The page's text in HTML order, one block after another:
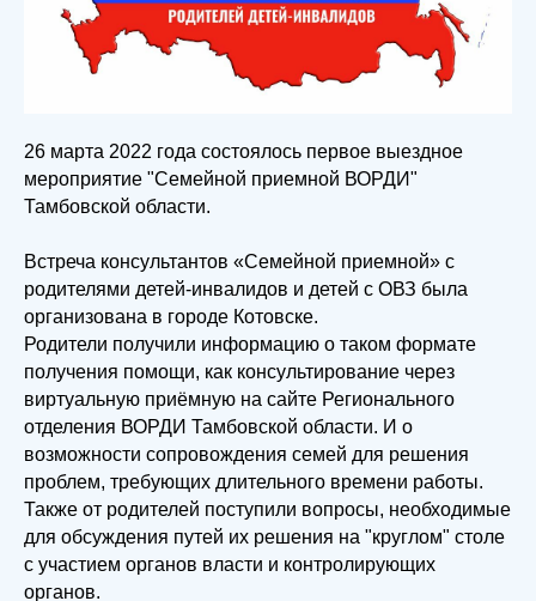
26 марта 2022 года состоялось первое выездное
мероприятие "Семейной приемной ВОРДИ"
Тамбовской области.
Встреча консультантов «Семейной приемной» с
родителями детей-инвалидов и детей с ОВЗ была
организована в городе Котовске.
Родители получили информацию о таком формате
получения помощи, как консультирование через
виртуальную приёмную на сайте Регионального
отделения ВОРДИ Тамбовской области. И о
возможности сопровождения семей для решения
проблем, требующих длительного времени работы.
Также от родителей поступили вопросы, необходимые
для обсуждения путей их решения на "круглом" столе
с участием органов власти и контролирующих
органов.